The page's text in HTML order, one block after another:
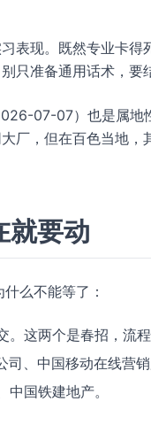
表现。既然专业卡
只准备通用话术，要
07-07）也是属
厂，但在百色当地
就要动
么不能等了：
。这两个是春招，流
司、中国移动在线营
中国铁建地产。